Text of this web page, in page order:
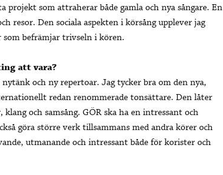
projekt som attraherar både gamla och nya sångare. En
resor. Den sociala aspekten i körsång upplever jag
befrämjar trivseln i kören.
att vara?
och ny repertoar. Jag tycker bra om den nya,
redan renommerade tonsättare. Den låter
och samsång. GÖR ska ha en intressant och
göra större verk tillsammans med andra körer och
utmanande och intressant både för korister och